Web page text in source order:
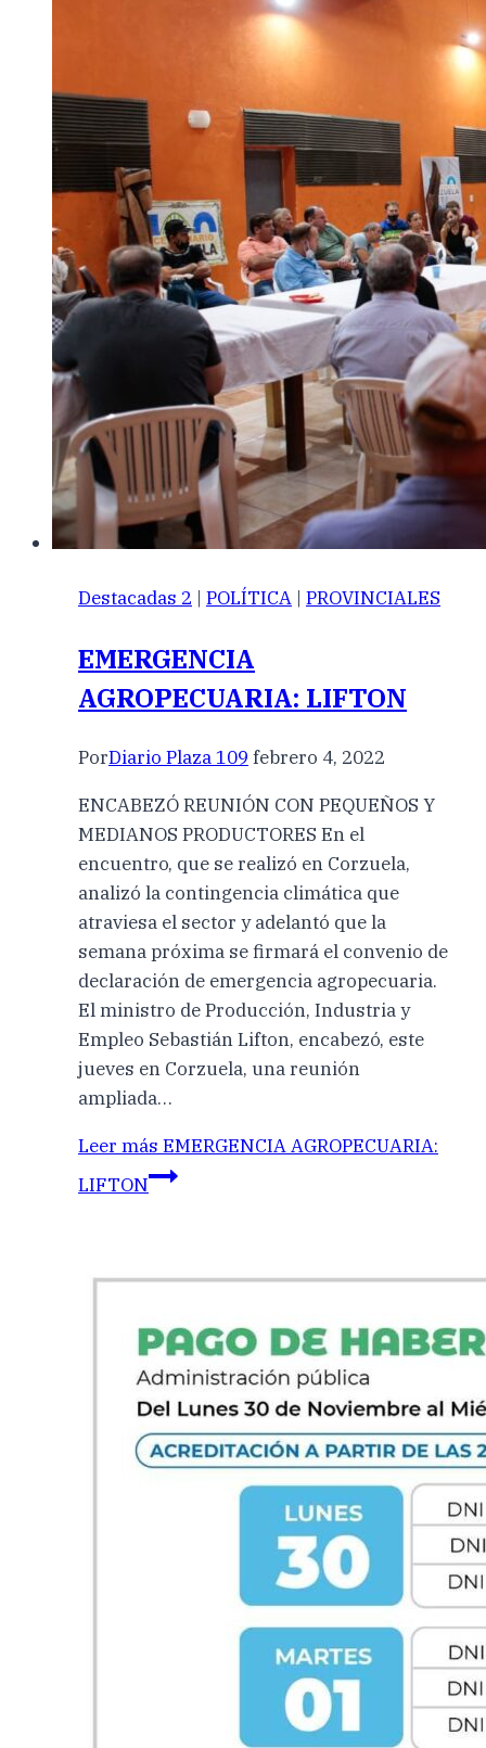
Destacadas 2 | POLÍTICA | PROVINCIALES
EMERGENCIA
AGROPECUARIA: LIFTON
PorDiario Plaza 109 febrero 4, 2022
ENCABEZÓ REUNIÓN CON PEQUEÑOS Y
MEDIANOS PRODUCTORES En el
encuentro, que se realizó en Corzuela,
analizó la contingencia climática que
atraviesa el sector y adelantó que la
semana próxima se firmará el convenio de
declaración de emergencia agropecuaria.
El ministro de Producción, Industria y
Empleo Sebastián Lifton, encabezó, este
jueves en Corzuela, una reunión
ampliada…
Leer más EMERGENCIA AGROPECUARIA:
LIFTON